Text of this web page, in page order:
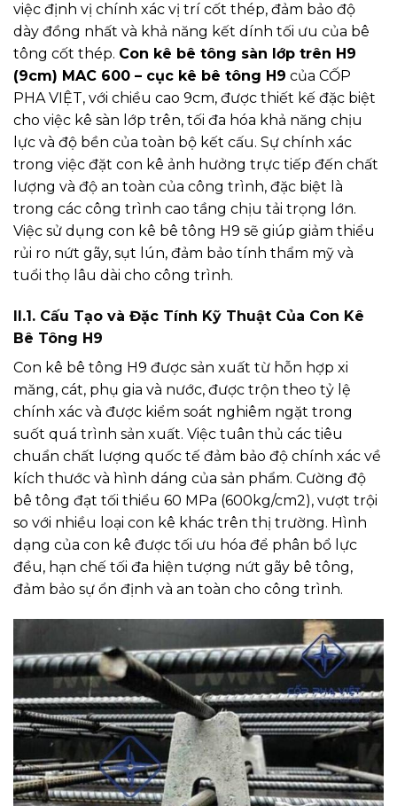
việc định vị chính xác vị trí cốt thép, đảm bảo độ
dày đồng nhất và khả năng kết dính tối ưu của bê
tông cốt thép. Con kê bê tông sàn lớp trên H9
(9cm) MAC 600 – cục kê bê tông H9 của CỐP
PHA VIỆT, với chiều cao 9cm, được thiết kế đặc biệt
cho việc kê sàn lớp trên, tối đa hóa khả năng chịu
lực và độ bền của toàn bộ kết cấu. Sự chính xác
trong việc đặt con kê ảnh hưởng trực tiếp đến chất
lượng và độ an toàn của công trình, đặc biệt là
trong các công trình cao tầng chịu tải trọng lớn.
Việc sử dụng con kê bê tông H9 sẽ giúp giảm thiểu
rủi ro nứt gãy, sụt lún, đảm bảo tính thẩm mỹ và
tuổi thọ lâu dài cho công trình.
II.1. Cấu Tạo và Đặc Tính Kỹ Thuật Của Con Kê
Bê Tông H9
Con kê bê tông H9 được sản xuất từ hỗn hợp xi
măng, cát, phụ gia và nước, được trộn theo tỷ lệ
chính xác và được kiểm soát nghiêm ngặt trong
suốt quá trình sản xuất. Việc tuân thủ các tiêu
chuẩn chất lượng quốc tế đảm bảo độ chính xác về
kích thước và hình dáng của sản phẩm. Cường độ
bê tông đạt tối thiểu 60 MPa (600kg/cm2), vượt trội
so với nhiều loại con kê khác trên thị trường. Hình
dạng của con kê được tối ưu hóa để phân bổ lực
đều, hạn chế tối đa hiện tượng nứt gãy bê tông,
đảm bảo sự ổn định và an toàn cho công trình.